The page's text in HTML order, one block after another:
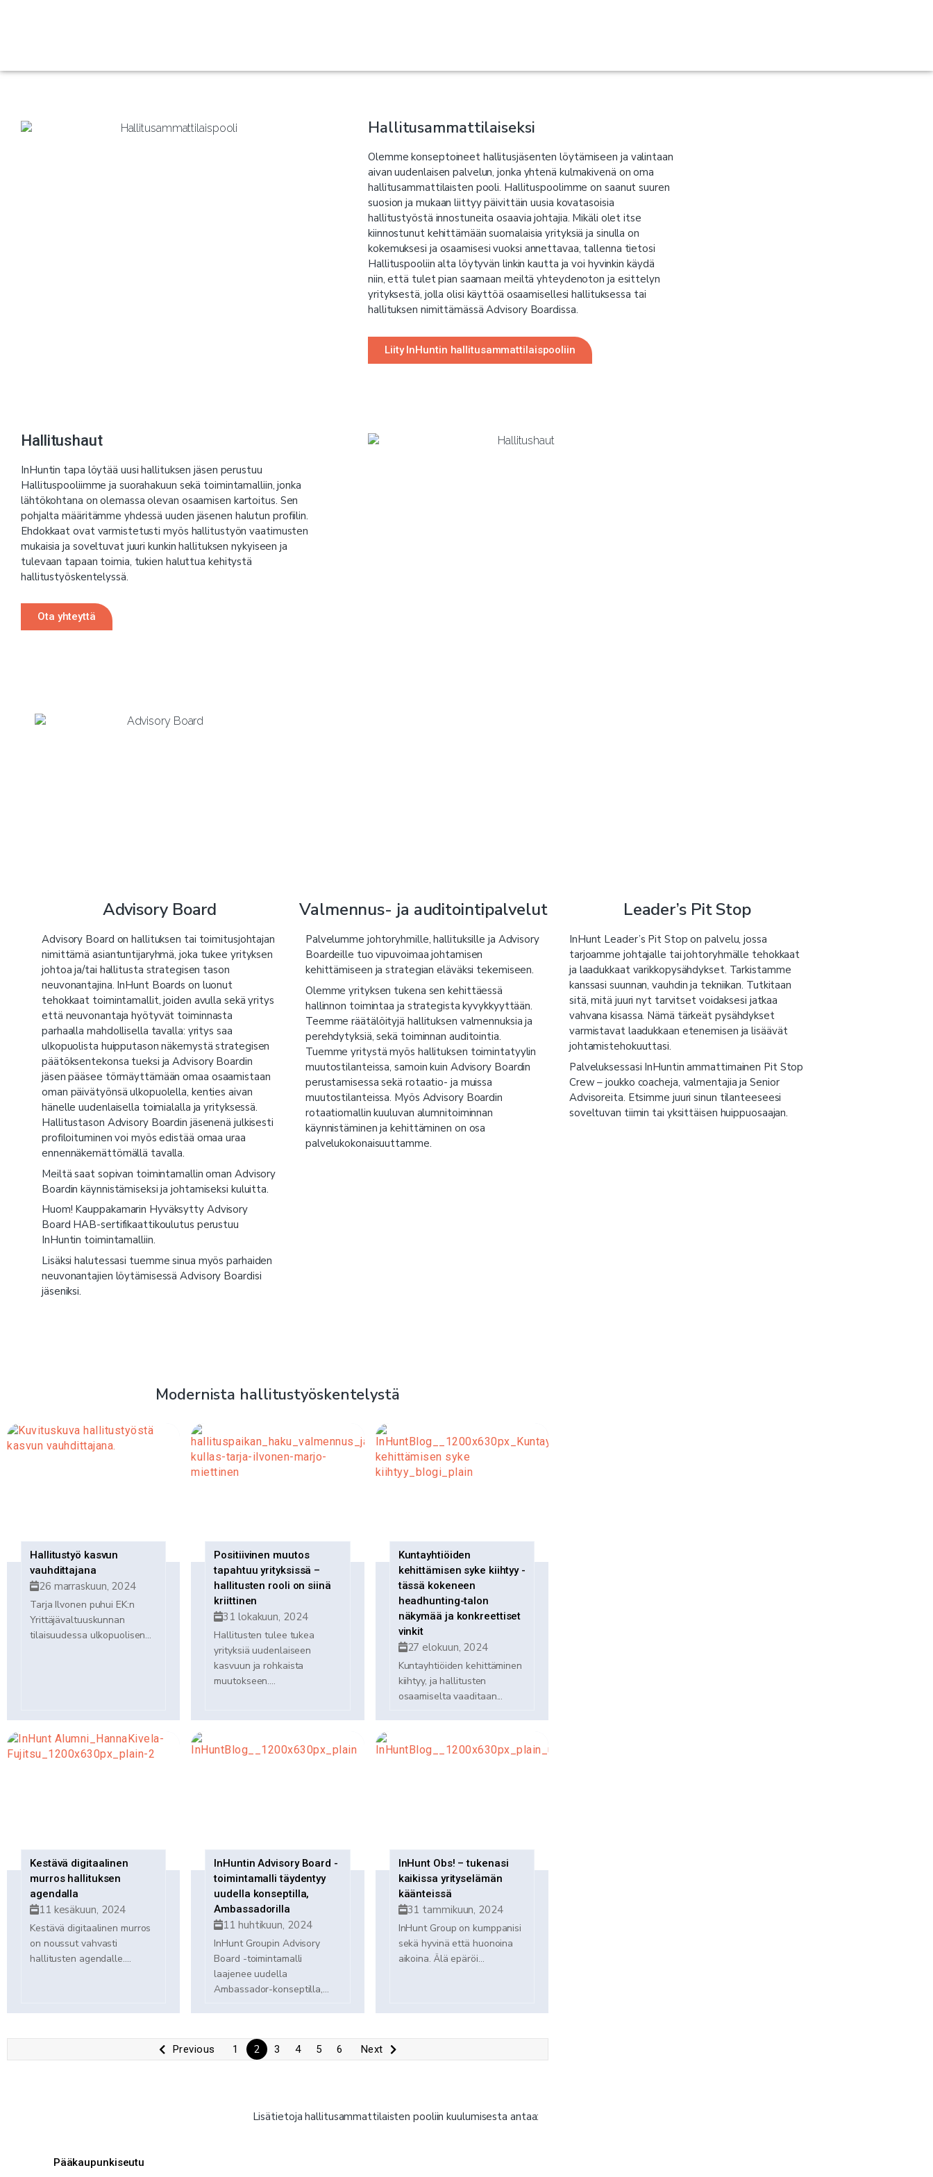
Hallitusammattilaiseksi
Olemme konseptoineet hallitusjäsenten löytämiseen ja valintaan
aivan uudenlaisen palvelun, jonka yhtenä kulmakivenä on oma
hallitusammattilaisten pooli. Hallituspoolimme on saanut suuren
suosion ja mukaan liittyy päivittäin uusia kovatasoisia
hallitustyöstä innostuneita osaavia johtajia. Mikäli olet itse
kiinnostunut kehittämään suomalaisia yrityksiä ja sinulla on
kokemuksesi ja osaamisesi vuoksi annettavaa, tallenna tietosi
Hallituspooliin alta löytyvän linkin kautta ja voi hyvinkin käydä
niin, että tulet pian saamaan meiltä yhteydenoton ja esittelyn
yrityksestä, jolla olisi käyttöä osaamisellesi hallituksessa tai
hallituksen nimittämässä Advisory Boardissa.
Liity InHuntin hallitusammattilaispooliin
Hallitushaut
InHuntin tapa löytää uusi hallituksen jäsen perustuu
Hallituspooliimme ja suorahakuun sekä toimintamalliin, jonka
lähtökohtana on olemassa olevan osaamisen kartoitus. Sen
pohjalta määritämme yhdessä uuden jäsenen halutun profiilin.
Ehdokkaat ovat varmistetusti myös hallitustyön vaatimusten
mukaisia ja soveltuvat juuri kunkin hallituksen nykyiseen ja
tulevaan tapaan toimia, tukien haluttua kehitystä
hallitustyöskentelyssä.
Ota yhteyttä
Advisory Board
Advisory Board on hallituksen tai toimitusjohtajan
nimittämä asiantuntijaryhmä, joka tukee yrityksen
johtoa ja/tai hallitusta strategisen tason
neuvonantajina. InHunt Boards on luonut
tehokkaat toimintamallit, joiden avulla sekä yritys
että neuvonantaja hyötyvät toiminnasta
parhaalla mahdollisella tavalla: yritys saa
ulkopuolista huipputason näkemystä strategisen
päätöksentekonsa tueksi ja Advisory Boardin
jäsen pääsee törmäyttämään omaa osaamistaan
oman päivätyönsä ulkopuolella, kenties aivan
hänelle uudenlaisella toimialalla ja yrityksessä.
Hallitustason Advisory Boardin jäsenenä julkisesti
profiloituminen voi myös edistää omaa uraa
ennennäkemättömällä tavalla.
Meiltä saat sopivan toimintamallin oman Advisory
Boardin käynnistämiseksi ja johtamiseksi kuluitta.
Huom! Kauppakamarin Hyväksytty Advisory
Board HAB-sertifikaattikoulutus perustuu
InHuntin toimintamalliin.
Lisäksi halutessasi tuemme sinua myös parhaiden
neuvonantajien löytämisessä Advisory Boardisi
jäseniksi.
Valmennus- ja auditointipalvelut
Palvelumme johtoryhmille, hallituksille ja Advisory
Boardeille tuo vipuvoimaa johtamisen
kehittämiseen ja strategian eläväksi tekemiseen.
Olemme yrityksen tukena sen kehittäessä
hallinnon toimintaa ja strategista kyvykkyyttään.
Teemme räätälöityjä hallituksen valmennuksia ja
perehdytyksiä, sekä toiminnan auditointia.
Tuemme yritystä myös hallituksen toimintatyylin
muutostilanteissa, samoin kuin Advisory Boardin
perustamisessa sekä rotaatio- ja muissa
muutostilanteissa. Myös Advisory Boardin
rotaatiomallin kuuluvan alumnitoiminnan
käynnistäminen ja kehittäminen on osa
palvelukokonaisuuttamme.
Leader’s Pit Stop
InHunt Leader’s Pit Stop on palvelu, jossa
tarjoamme johtajalle tai johtoryhmälle tehokkaat
ja laadukkaat varikkopysähdykset. Tarkistamme
kanssasi suunnan, vauhdin ja tekniikan. Tutkitaan
sitä, mitä juuri nyt tarvitset voidaksesi jatkaa
vahvana kisassa. Nämä tärkeät pysähdykset
varmistavat laadukkaan etenemisen ja lisäävät
johtamistehokuuttasi.
Palveluksessasi InHuntin ammattimainen Pit Stop
Crew – joukko coacheja, valmentajia ja Senior
Advisoreita. Etsimme juuri sinun tilanteeseesi
soveltuvan tiimin tai yksittäisen huippuosaajan.
Modernista hallitustyöskentelystä
Hallitustyö kasvun
vauhdittajana
26 marraskuun, 2024
Tarja Ilvonen puhui EK:n
Yrittäjävaltuuskunnan
tilaisuudessa ulkopuolisen...
Positiivinen muutos
tapahtuu yrityksissä –
hallitusten rooli on siinä
kriittinen
31 lokakuun, 2024
Hallitusten tulee tukea
yrityksiä uudenlaiseen
kasvuun ja rohkaista
muutokseen....
Kuntayhtiöiden
kehittämisen syke kiihtyy -
tässä kokeneen
headhunting-talon
näkymää ja konkreettiset
vinkit
27 elokuun, 2024
Kuntayhtiöiden kehittäminen
kiihtyy, ja hallitusten
osaamiselta vaaditaan...
Kestävä digitaalinen
murros hallituksen
agendalla
11 kesäkuun, 2024
Kestävä digitaalinen murros
on noussut vahvasti
hallitusten agendalle....
InHuntin Advisory Board -
toimintamalli täydentyy
uudella konseptilla,
Ambassadorilla
11 huhtikuun, 2024
InHunt Groupin Advisory
Board -toimintamalli
laajenee uudella
Ambassador-konseptilla,...
InHunt Obs! – tukenasi
kaikissa yrityselämän
käänteissä
31 tammikuun, 2024
InHunt Group on kumppanisi
sekä hyvinä että huonoina
aikoina. Älä epäröi...
Previous 1 2 3 4 5 6 Next
Lisätietoja hallitusammattilaisten pooliin kuulumisesta antaa:
Pääkaupunkiseutu